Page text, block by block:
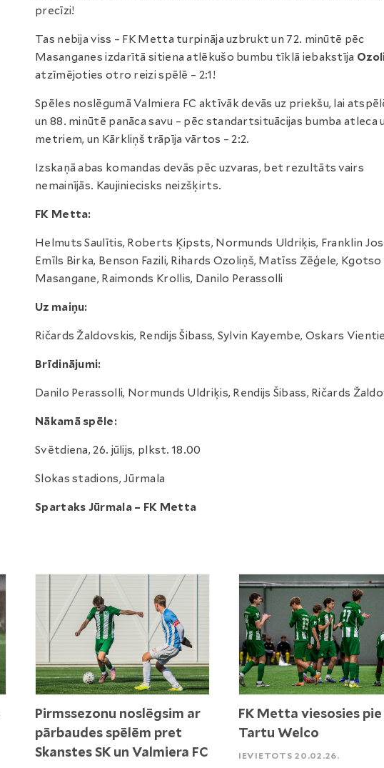
precīzi!
Tas nebija viss – FK Metta turpināja uzbrukt un 72. minūtē pēc
Masanganes izdarītā sitiena atlēkušo bumbu tīklā iebakstīja
atzīmējoties otro reizi spēlē – 2:1!
Spēles noslēgumā Valmiera FC aktīvāk devās uz priekšu, lai
un 88. minūtē panāca savu – pēc standartsituācijas bumba atleca
metriem, un Kārkliņš trāpīja vārtos – 2:2.
Izskaņā abas komandas devās pēc uzvaras, bet rezultāts vairs
nemainījās. Kaujiniecisks neizšķirts.
FK Metta:
Helmuts Saulītis, Roberts Ķipsts, Normunds Uldriķis, Franklin
Emīls Birka, Benson Fazili, Rihards Ozoliņš, Matīss Zēģele, Kgotso
Masangane, Raimonds Krollis, Danilo Perassolli
Uz maiņu:
Ričards Žaldovskis, Rendijs Šibass, Sylvin Kayembe, Oskars
Brīdinājumi:
Danilo Perassolli, Normunds Uldriķis, Rendijs Šibass, Ričards
Nākamā spēle:
Svētdiena, 26. jūlijs, plkst. 18.00
Slokas stadions, Jūrmala
Spartaks Jūrmala – FK Metta
Pirmssezonu noslēgsim ar
pārbaudes spēlēm pret
Skanstes SK un Valmiera FC
FK Metta viesosies pie
Tartu Welco
IEVIETOTS 20.02.26.